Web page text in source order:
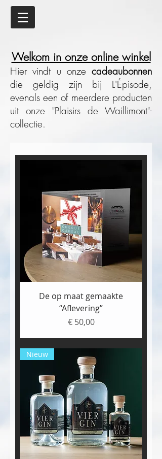
Welkom in onze online winkel
Hier vindt u onze cadeaubonnen
die geldig zijn bij L'Épisode,
evenals een of meerdere producten
uit onze "Plaisirs de Waillimont"-
collectie.
De op maat gemaakte
“Aflevering”
Prijs
€ 50,00
Nieuw